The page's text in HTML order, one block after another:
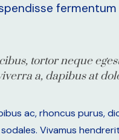
tortor neque
a, dapibus at
ac, rhoncus purus,
Vivamus